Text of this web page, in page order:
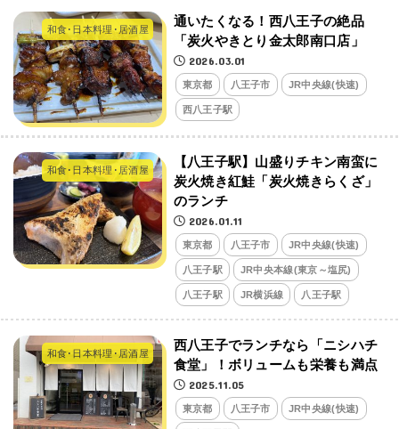
和食･日本料理･居酒屋
通いたくなる！西八王子の絶品
「炭火やきとり金太郎南口店」
2026.03.01
東京都 八王子市 JR中央線(快速)
西八王子駅
和食･日本料理･居酒屋
【八王子駅】山盛りチキン南蛮に
炭火焼き紅鮭「炭火焼きらくざ」
のランチ
2026.01.11
東京都 八王子市 JR中央線(快速)
八王子駅 JR中央本線(東京～塩尻)
八王子駅 JR横浜線 八王子駅
和食･日本料理･居酒屋
西八王子でランチなら「ニシハチ
食堂」！ボリュームも栄養も満点
2025.11.05
東京都 八王子市 JR中央線(快速)